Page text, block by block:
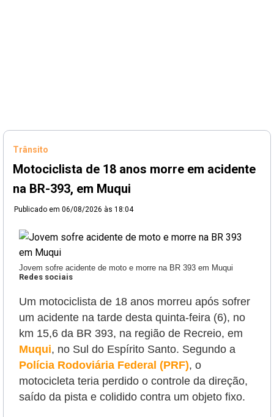
Trânsito
Motociclista de 18 anos morre em acidente
na BR-393, em Muqui
Publicado em 06/08/2026 às 18:04
Jovem sofre acidente de moto e morre na BR 393 em Muqui
Redes sociais
Um motociclista de 18 anos morreu após sofrer
um acidente na tarde desta quinta-feira (6), no
km 15,6 da BR 393, na região de Recreio, em
Muqui, no Sul do Espírito Santo. Segundo a
Polícia Rodoviária Federal (PRF), o
motocicleta teria perdido o controle da direção,
saído da pista e colidido contra um objeto fixo.